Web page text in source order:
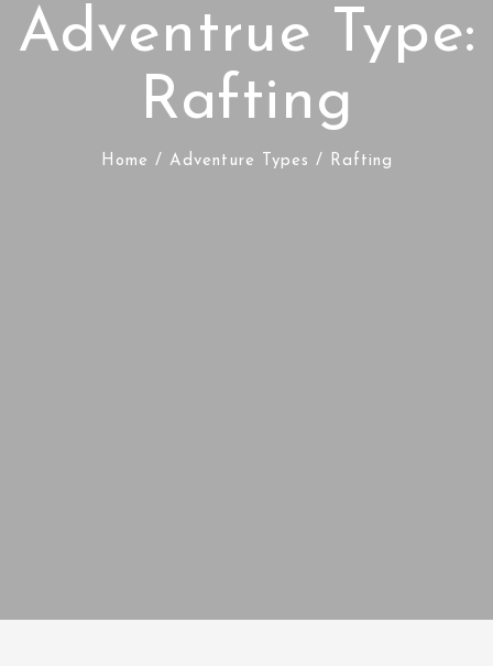
Adventrue Type:
Rafting
Home / Adventure Types / Rafting